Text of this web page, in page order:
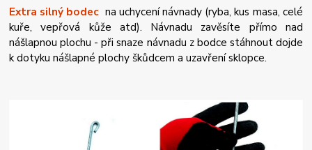
Extra silný bodec na uchycení návnady (ryba, kus masa, celé
kuře, vepřová kůže atd). Návnadu zavěsíte přímo nad
nášlapnou plochu - při snaze návnadu z bodce stáhnout dojde
k dotyku nášlapné plochy škůdcem a uzavření sklopce.